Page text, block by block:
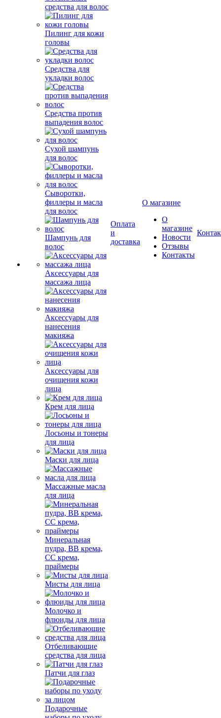
средства для волос
Пилинг для кожи
головы
Средства для
укладки волос
Средства против
выпадения волос
Сухой шампунь
для волос
Сыворотки,
филлеры и масла
для волос
Шампунь для
волос
Аксессуары для
массажа лица
Аксессуары для
нанесения
макияжа
Аксессуары для
очищения кожи
лица
Крем для лица
Лосьоны и тонеры
для лица
Маски для лица
Массажные масла
для лица
Минеральная
пудра, BB крема,
СС крема,
праймеры
Мисты для лица
Молочко и
флюиды для лица
Отбеливающие
средства для лица
Патчи для глаз
Подарочные
Оплата
и
доставка
О магазине
О
магазине
Новости
Отзывы
Контакты